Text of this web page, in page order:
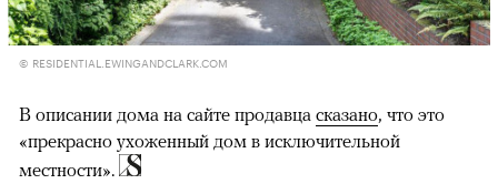
© RESIDENTIAL.EWINGANDCLARK.COM
В описании дома на сайте продавца сказано, что это
«прекрасно ухоженный дом в исключительной
местности».